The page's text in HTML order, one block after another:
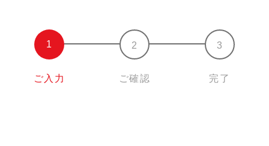
ご入力 ご確認 完了